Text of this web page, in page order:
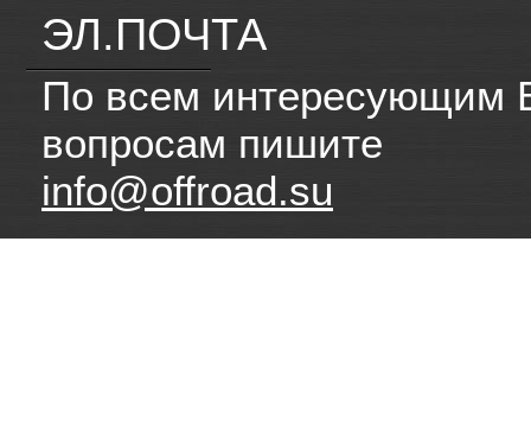
ЭЛ.ПОЧТА
По всем интересующим
вопросам пишите
info@offroad.su